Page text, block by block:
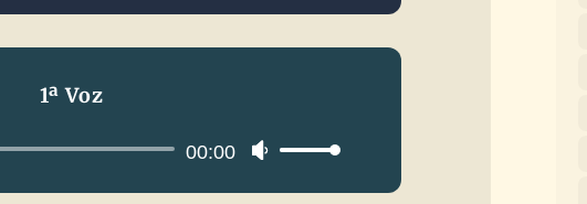
1ª Voz
Reproductor
00:00
Utiliza